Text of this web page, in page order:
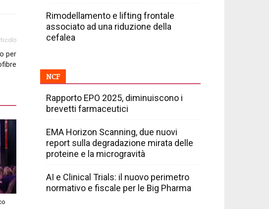
per
Rimodellamento e lifting frontale
associato ad una riduzione della
cefalea
NCF
Rapporto EPO 2025, diminuiscono i
brevetti farmaceutici
EMA Horizon Scanning, due nuovi
report sulla degradazione mirata delle
proteine e la microgravità
AI e Clinical Trials: il nuovo perimetro
normativo e fiscale per le Big Pharma